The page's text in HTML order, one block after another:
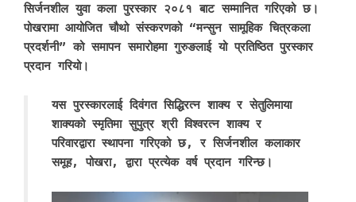
सिर्जनशील युवा कला पुरस्कार २०८१ बाट सम्मानित गरिएको छ।
पोखरामा आयोजित चौथो संस्करणको “मन्सुन सामूहिक चित्रकला
प्रदर्शनी” को समापन समारोहमा गुरुङलाई यो प्रतिष्ठित पुरस्कार
प्रदान गरियो।
यस पुरस्कारलाई दिवंगत सिद्धिरत्न शाक्य र सेतुलिमाया
शाक्यको स्मृतिमा सुपुत्र श्री विश्वरत्न शाक्य र
परिवारद्वारा स्थापना गरिएको छ, र सिर्जनशील कलाकार
समूह, पोखरा, द्वारा प्रत्येक वर्ष प्रदान गरिन्छ।